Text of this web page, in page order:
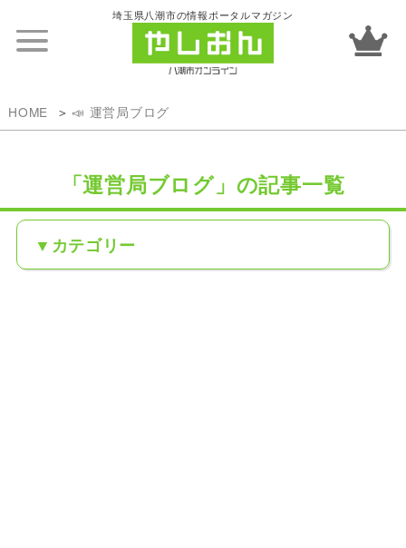
埼玉県八潮市の情報ポータルマガジン
HOME 📣 運営局ブログ
「運営局ブログ」の記事一覧
カテゴリー